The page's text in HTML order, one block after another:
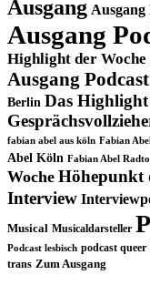
Ausgang Ausgang
Ausgang
Highlight der Woche
Ausgang
Berlin Das
fabian abel aus köln Fabian
Abel Köln Fabian Abel
Woche Höhepunkt
Interview
Musical Musicaldarsteller
Podcast lesbisch podcast queer
trans Zum Ausgang